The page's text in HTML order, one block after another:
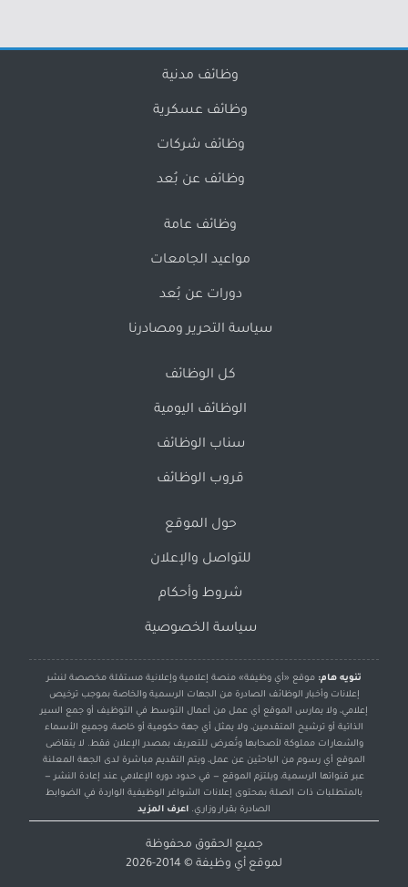
وظائف مدنية
وظائف عسكرية
وظائف شركات
وظائف عن بُعد
وظائف عامة
مواعيد الجامعات
دورات عن بُعد
سياسة التحرير ومصادرنا
كل الوظائف
الوظائف اليومية
سناب الوظائف
قروب الوظائف
حول الموقع
للتواصل والإعلان
شروط وأحكام
سياسة الخصوصية
تنويه هام: موقع «أي وظيفة» منصة إعلامية وإعلانية مستقلة مخصصة لنشر
إعلانات وأخبار الوظائف الصادرة من الجهات الرسمية والخاصة بموجب ترخيص
إعلامي، ولا يمارس الموقع أي عمل من أعمال التوسط في التوظيف أو جمع السير
الذاتية أو ترشيح المتقدمين، ولا يمثل أي جهة حكومية أو خاصة، وجميع الأسماء
والشعارات مملوكة لأصحابها وتُعرض للتعريف بمصدر الإعلان فقط. لا يتقاضى
الموقع أي رسوم من الباحثين عن عمل، ويتم التقديم مباشرة لدى الجهة المعلنة
عبر قنواتها الرسمية، ويلتزم الموقع — في حدود دوره الإعلامي عند إعادة النشر —
بالمتطلبات ذات الصلة بمحتوى إعلانات الشواغر الوظيفية الواردة في الضوابط
الصادرة بقرار وزاري. اعرف المزيد
جميع الحقوق محفوظة
لموقع أي وظيفة © 2014-2026